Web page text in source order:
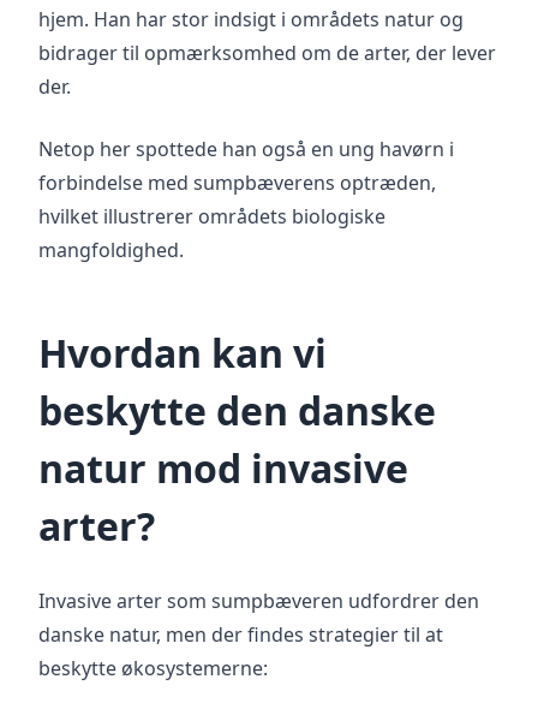
hjem. Han har stor indsigt i områdets natur og
bidrager til opmærksomhed om de arter, der lever
der.
Netop her spottede han også en ung havørn i
forbindelse med sumpbæverens optræden,
hvilket illustrerer områdets biologiske
mangfoldighed.
Hvordan kan vi
beskytte den danske
natur mod invasive
arter?
Invasive arter som sumpbæveren udfordrer den
danske natur, men der findes strategier til at
beskytte økosystemerne: